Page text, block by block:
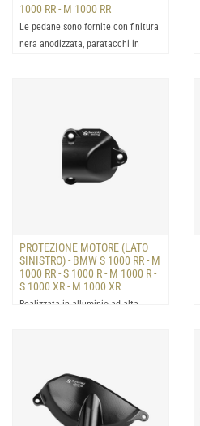
1000 RR - M 1000 RR
Le pedane sono fornite con finitura
nera anodizzata, paratacchi in
PROTEZIONE MOTORE (LATO
SINISTRO) - BMW S 1000 RR - M
1000 RR - S 1000 R - M 1000 R -
S 1000 XR - M 1000 XR
Realizzata in alluminio ad alta